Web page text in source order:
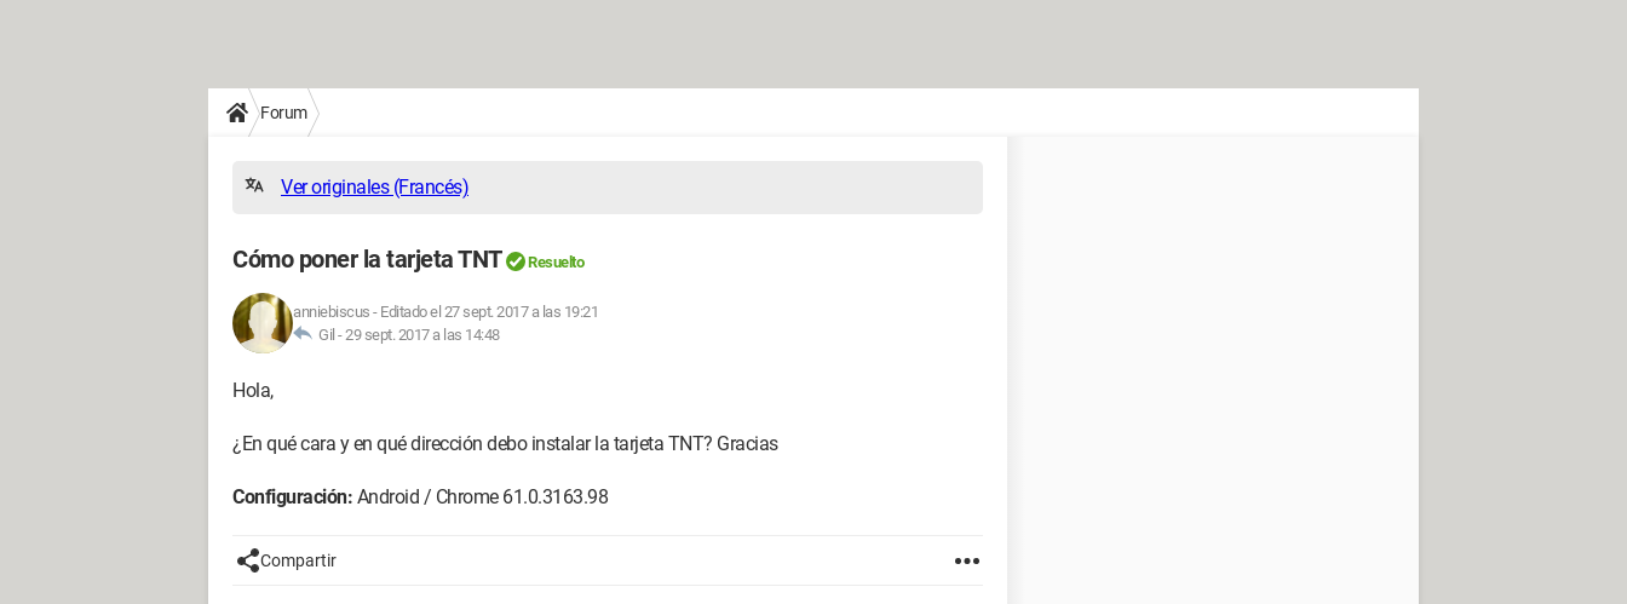
Forum
Ver originales (Francés)
Cómo poner la tarjeta TNT Resuelto
anniebiscus - Editado el 27 sept. 2017 a las 19:21
Gil -29 sept. 2017 a las 14:48
Hola,
¿En qué cara y en qué dirección debo instalar la tarjeta TNT? Gracias
Configuración: Android / Chrome 61.0.3163.98
Compartir